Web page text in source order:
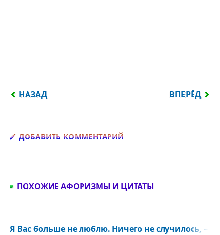
ПРЕДЫДУЩИЙ: ВСТРЕЧАТЬСЯ НУЖНО ДЛЯ
НАЗАД ВПЕРЁД
ДОБАВИТЬ КОММЕНТАРИЙ
ПОХОЖИЕ АФОРИЗМЫ И ЦИТАТЫ
Я Вас больше не люблю. Ничего не случилось, —